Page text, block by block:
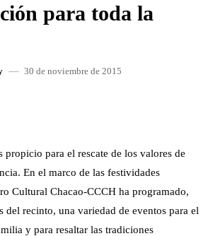
para toda la
30 de noviembre de 2015
propicio para el rescate de los valores de
En el marco de las festividades
Cultural Chacao-CCCH ha programado,
del recinto, una variedad de eventos para el
y para resaltar las tradiciones